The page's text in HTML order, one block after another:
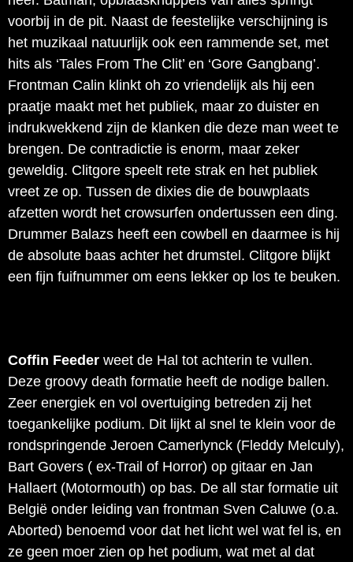
voorbij in de pit. Naast de feestelijke verschijning is
het muzikaal natuurlijk ook een rammende set, met
hits als ‘Tales From The Clit’ en ‘Gore Gangbang’.
Frontman Calin klinkt oh zo vriendelijk als hij een
praatje maakt met het publiek, maar zo duister en
indrukwekkend zijn de klanken die deze man weet te
brengen. De contradictie is enorm, maar zeker
geweldig. Clitgore speelt rete strak en het publiek
vreet ze op. Tussen de dixies die de bouwplaats
afzetten wordt het crowsurfen ondertussen een ding.
Drummer Balazs heeft een cowbell en daarmee is hij
de absolute baas achter het drumstel. Clitgore blijkt
een fijn fuifnummer om eens lekker op los te beuken.
Coffin Feeder weet de Hal tot achterin te vullen.
Deze groovy death formatie heeft de nodige ballen.
Zeer energiek en vol overtuiging betreden zij het
toegankelijke podium. Dit lijkt al snel te klein voor de
rondspringende Jeroen Camerlynck (Fleddy Melculy),
Bart Govers ( ex-Trail of Horror) op gitaar en Jan
Hallaert (Motormouth) op bas. De all star formatie uit
België onder leiding van frontman Sven Caluwe (o.a.
Aborted) benoemd voor dat het licht wel wat fel is, en
ze geen moer zien op het podium, wat met al dat